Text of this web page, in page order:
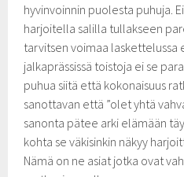
hyvinvoinnin puolesta puhuja.
harjoitella salilla tullakseen
tarvitsen voimaa laskettelussa
jalkaprässissä toistoja ei se
puhua siitä että kokonaisuus
sanottavan että ”olet yhtä
sanonta pätee arki elämään
kohta se väkisinkin näkyy
Nämä on ne asiat jotka ovat